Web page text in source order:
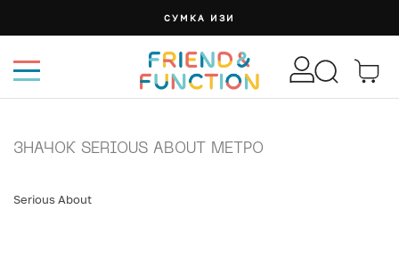
СУМКА ИЗИ
ЗНАЧОК SERIOUS ABOUT МЕТРО
Serious About